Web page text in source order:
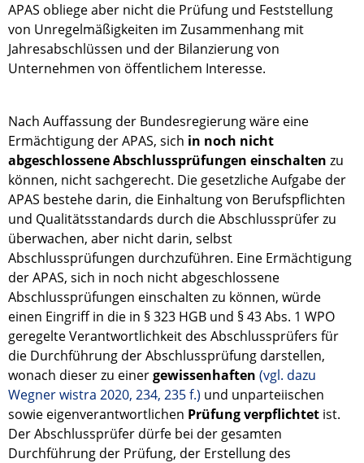
APAS obliege aber nicht die Prüfung und Feststellung
von Unregelmäßigkeiten im Zusammenhang mit
Jahresabschlüssen und der Bilanzierung von
Unternehmen von öffentlichem Interesse.
Nach Auffassung der Bundesregierung wäre eine
Ermächtigung der APAS, sich in noch nicht
abgeschlossene Abschlussprüfungen einschalten zu
können, nicht sachgerecht. Die gesetzliche Aufgabe der
APAS bestehe darin, die Einhaltung von Berufspflichten
und Qualitätsstandards durch die Abschlussprüfer zu
überwachen, aber nicht darin, selbst
Abschlussprüfungen durchzuführen. Eine Ermächtigung
der APAS, sich in noch nicht abgeschlossene
Abschlussprüfungen einschalten zu können, würde
einen Eingriff in die in § 323 HGB und § 43 Abs. 1 WPO
geregelte Verantwortlichkeit des Abschlussprüfers für
die Durchführung der Abschlussprüfung darstellen,
wonach dieser zu einergewissenhaften (vgl. dazu
Wegner wistra 2020, 234, 235 f.) und unparteiischen
sowie eigenverantwortlichen Prüfung verpflichtet ist.
Der Abschlussprüfer dürfe bei der gesamten
Durchführung der Prüfung, der Erstellung des